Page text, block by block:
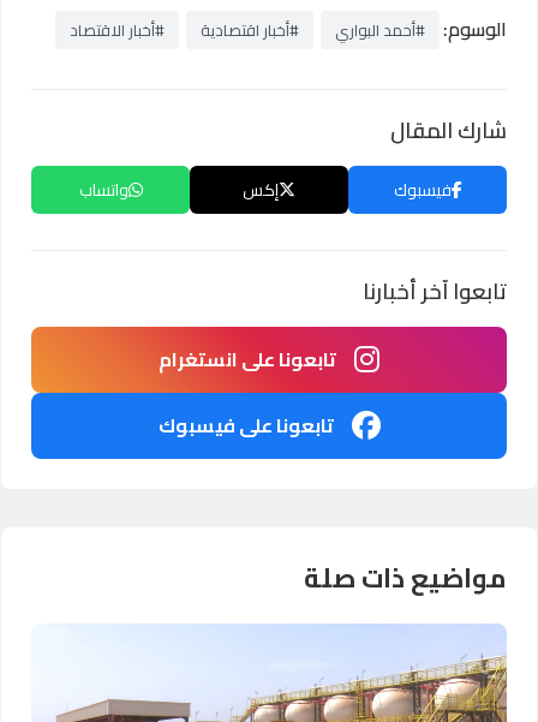
الوسوم: #أحمد البواري #أخبار اقتصادية #أخبار الاقتصاد
شارك المقال
فيسبوك إكس واتساب
تابعوا آخر أخبارنا
تابعونا على انستغرام
تابعونا على فيسبوك
مواضيع ذات صلة